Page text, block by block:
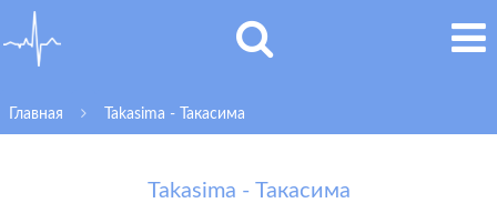
Главная Takasima - Такасима
Takasima - Такасима